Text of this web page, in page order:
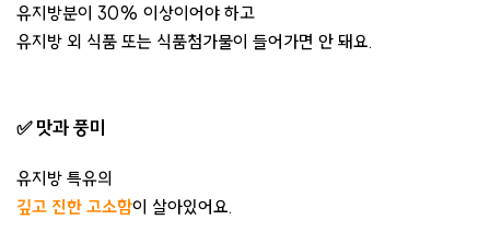
유지방분이 30% 이상이어야 하고
유지방 외 식품 또는 식품첨가물이 들어가면 안 돼요.
✅ 맛과 풍미
유지방 특유의
깊고 진한 고소함이 살아있어요.